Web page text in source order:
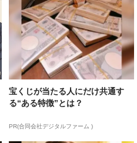
宝くじが当たる人にだけ共通す
る“ある特徴”とは？
PR(合同会社デジタルファーム )